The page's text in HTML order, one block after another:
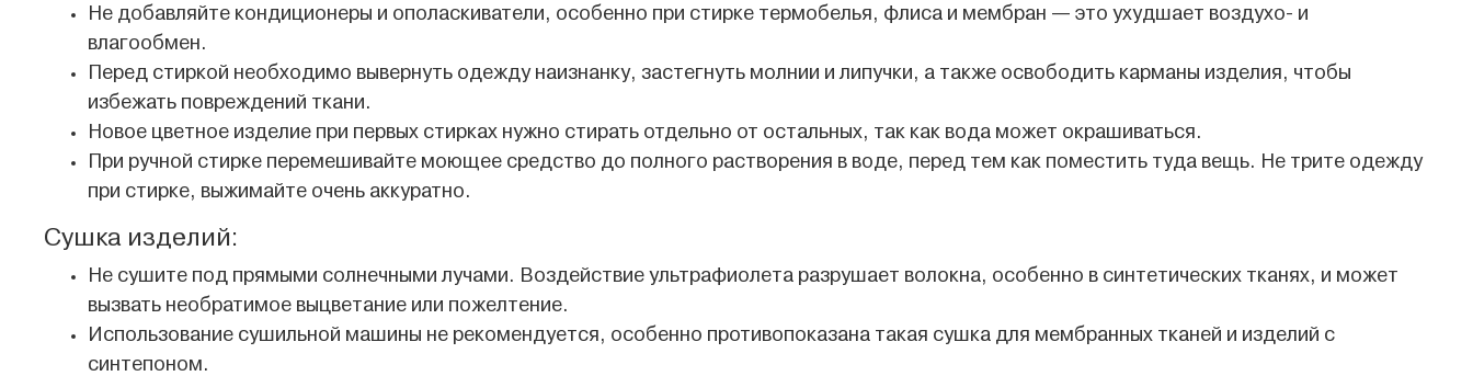
Не добавляйте кондиционеры и ополаскиватели, особенно при стирке термобелья, флиса и мембран — это ухудшает воздухо- и
влагообмен.
Перед стиркой необходимо вывернуть одежду наизнанку, застегнуть молнии и липучки, а также освободить карманы изделия, чтобы
избежать повреждений ткани.
Новое цветное изделие при первых стирках нужно стирать отдельно от остальных, так как вода может окрашиваться.
При ручной стирке перемешивайте моющее средство до полного растворения в воде, перед тем как поместить туда вещь. Не трите одежду
при стирке, выжимайте очень аккуратно.
Сушка изделий:
Не сушите под прямыми солнечными лучами. Воздействие ультрафиолета разрушает волокна, особенно в синтетических тканях, и может
вызвать необратимое выцветание или пожелтение.
Использование сушильной машины не рекомендуется, особенно противопоказана такая сушка для мембранных тканей и изделий с
синтепоном.